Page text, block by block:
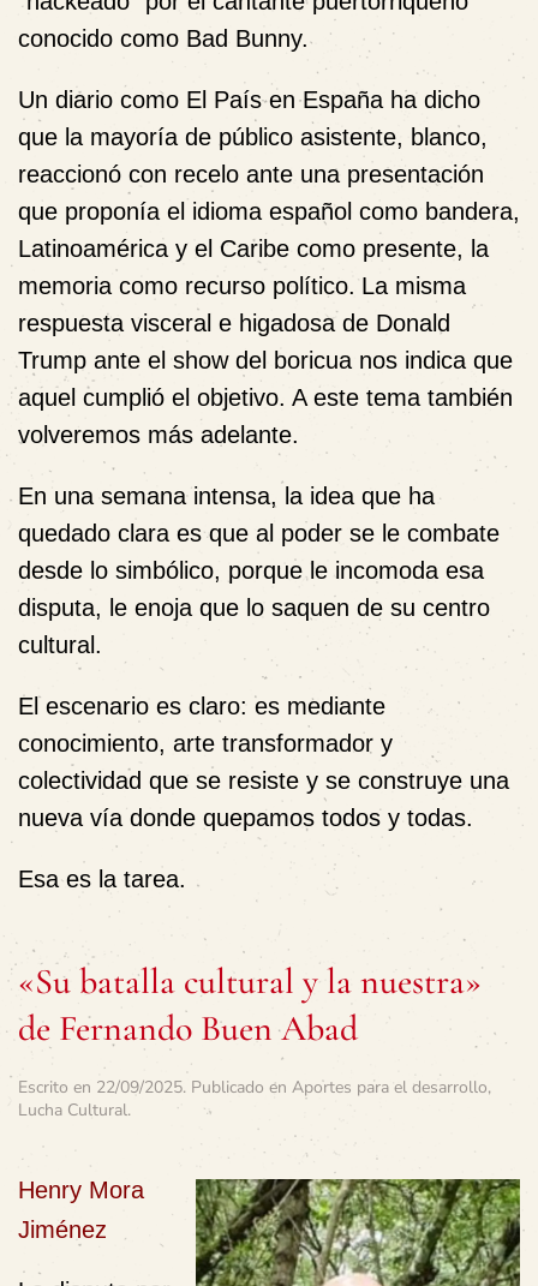
conocido como Bad Bunny.
Un diario como El País en España ha dicho
que la mayoría de público asistente, blanco,
reaccionó con recelo ante una presentación
que proponía el idioma español como bandera,
Latinoamérica y el Caribe como presente, la
memoria como recurso político. La misma
respuesta visceral e higadosa de Donald
Trump ante el show del boricua nos indica que
aquel cumplió el objetivo. A este tema también
volveremos más adelante.
En una semana intensa, la idea que ha
quedado clara es que al poder se le combate
desde lo simbólico, porque le incomoda esa
disputa, le enoja que lo saquen de su centro
cultural.
El escenario es claro: es mediante
conocimiento, arte transformador y
colectividad que se resiste y se construye una
nueva vía donde quepamos todos y todas.
Esa es la tarea.
«Su batalla cultural y la nuestra»
de Fernando Buen Abad
Escrito en 22/09/2025. Publicado en Aportes para el desarrollo,
Lucha Cultural.
Henry Mora
Jiménez